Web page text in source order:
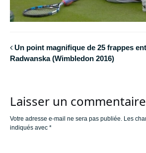
Un point magnifique de 25 frappes
Radwanska (Wimbledon 2016)
Laisser un commentaire
Votre adresse e-mail ne sera pas publiée. Les
indiqués avec *